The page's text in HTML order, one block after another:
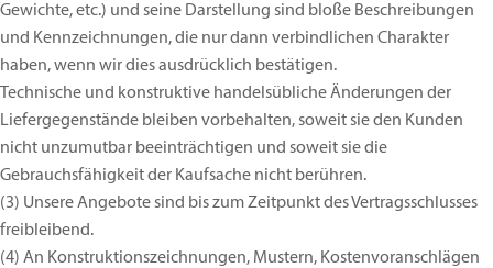
Gewichte, etc.) und seine Darstellung sind bloße Beschreibungen
und Kennzeichnungen, die nur dann verbindlichen Charakter
haben, wenn wir dies ausdrücklich bestätigen.
Technische und konstruktive handelsübliche Änderungen der
Liefergegenstände bleiben vorbehalten, soweit sie den Kunden
nicht unzumutbar beeinträchtigen und soweit sie die
Gebrauchsfähigkeit der Kaufsache nicht berühren.
(3) Unsere Angebote sind bis zum Zeitpunkt des Vertragsschlusses
freibleibend.
(4) An Konstruktionszeichnungen, Mustern, Kostenvoranschlägen